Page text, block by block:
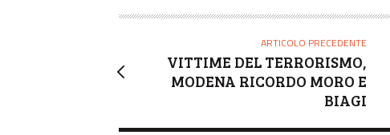
R
ARTICOLO PRECEDENTE
VITTIME DEL TERRORISMO,
MODENA RICORDO MORO E
BIAGI